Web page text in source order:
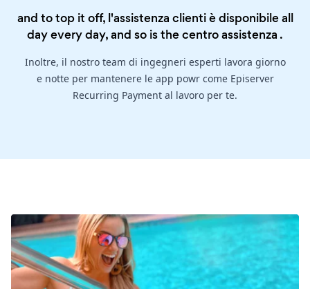
and to top it off, l'assistenza clienti è disponibile all
day every day, and so is thecentro assistenza .
Inoltre, il nostro team di ingegneri esperti lavora giorno
e notte per mantenere le app powr come Episerver
Recurring Payment al lavoro per te.